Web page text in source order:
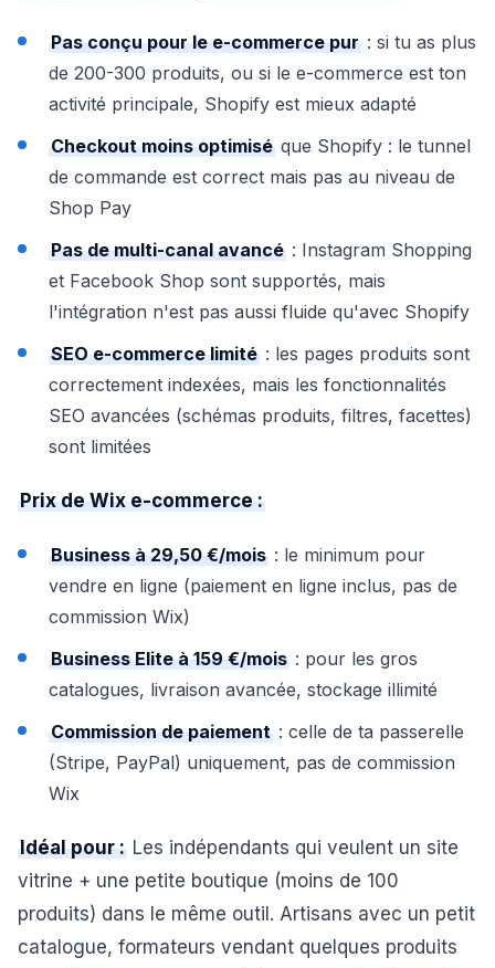
Pas conçu pour le e-commerce pur : si tu as plus
de 200-300 produits, ou si le e-commerce est ton
activité principale, Shopify est mieux adapté
Checkout moins optimisé que Shopify : le tunnel
de commande est correct mais pas au niveau de
Shop Pay
Pas de multi-canal avancé : Instagram Shopping
et Facebook Shop sont supportés, mais
l'intégration n'est pas aussi fluide qu'avec Shopify
SEO e-commerce limité : les pages produits sont
correctement indexées, mais les fonctionnalités
SEO avancées (schémas produits, filtres, facettes)
sont limitées
Prix de Wix e-commerce :
Business à 29,50 €/mois : le minimum pour
vendre en ligne (paiement en ligne inclus, pas de
commission Wix)
Business Elite à 159 €/mois : pour les gros
catalogues, livraison avancée, stockage illimité
Commission de paiement : celle de ta passerelle
(Stripe, PayPal) uniquement, pas de commission
Wix
Idéal pour : Les indépendants qui veulent un site
vitrine + une petite boutique (moins de 100
produits) dans le même outil. Artisans avec un petit
catalogue, formateurs vendant quelques produits